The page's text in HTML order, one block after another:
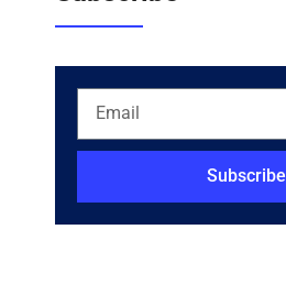
Subscribe